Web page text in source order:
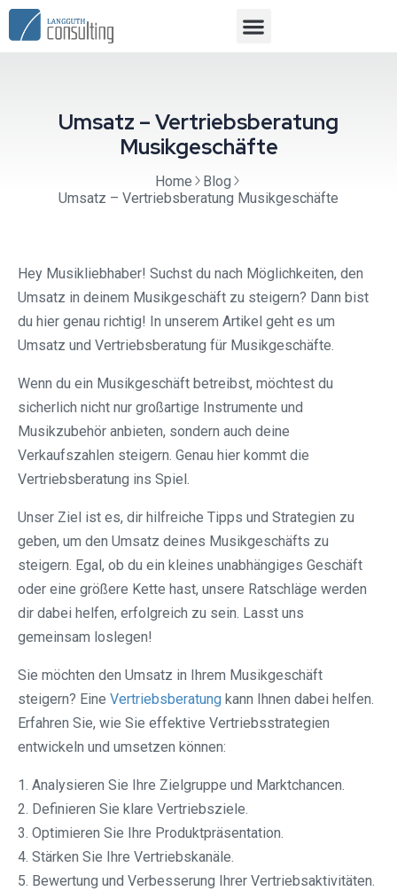
Umsatz – Vertriebsberatung
Musikgeschäfte
Home
Blog
Umsatz – Vertriebsberatung Musikgeschäfte
Hey Musikliebhaber! Suchst du nach Möglichkeiten, den
Umsatz in deinem Musikgeschäft zu steigern? Dann bist
du hier genau richtig! In unserem Artikel geht es um
Umsatz und Vertriebsberatung für Musikgeschäfte.
Wenn du ein Musikgeschäft betreibst, möchtest du
sicherlich nicht nur großartige Instrumente und
Musikzubehör anbieten, sondern auch deine
Verkaufszahlen steigern. Genau hier kommt die
Vertriebsberatung ins Spiel.
Unser Ziel ist es, dir hilfreiche Tipps und Strategien zu
geben, um den Umsatz deines Musikgeschäfts zu
steigern. Egal, ob du ein kleines unabhängiges Geschäft
oder eine größere Kette hast, unsere Ratschläge werden
dir dabei helfen, erfolgreich zu sein. Lasst uns
gemeinsam loslegen!
Sie möchten den Umsatz in Ihrem Musikgeschäft
steigern? Eine Vertriebsberatung kann Ihnen dabei helfen.
Erfahren Sie, wie Sie effektive Vertriebsstrategien
entwickeln und umsetzen können:
1. Analysieren Sie Ihre Zielgruppe und Marktchancen.
2. Definieren Sie klare Vertriebsziele.
3. Optimieren Sie Ihre Produktpräsentation.
4. Stärken Sie Ihre Vertriebskanäle.
5. Bewertung und Verbesserung Ihrer Vertriebsaktivitäten.